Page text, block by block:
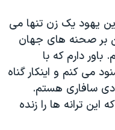
یهود یک زن تنها می
من بر صحنه های جهان
دارم که با
می کنم و اینکار گناه
سافاری هستم.
این ترانه ها را زنده